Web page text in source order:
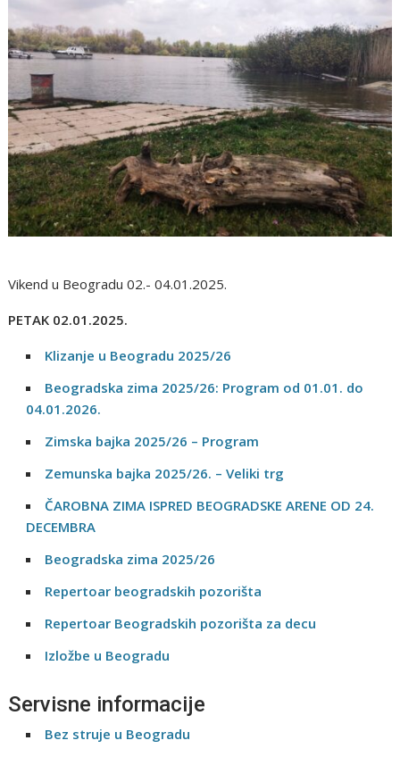
Vikend u Beogradu 02.- 04.01.2025.
PETAK 02.01.2025.
Klizanje u Beogradu 2025/26
Beogradska zima 2025/26: Program od 01.01. do
04.01.2026.
Zimska bajka 2025/26 – Program
Zemunska bajka 2025/26. – Veliki trg
ČAROBNA ZIMA ISPRED BEOGRADSKE ARENE OD 24.
DECEMBRA
Beogradska zima 2025/26
Repertoar beogradskih pozorišta
Repertoar Beogradskih pozorišta za decu
Izložbe u Beogradu
Servisne informacije
Bez struje u Beogradu